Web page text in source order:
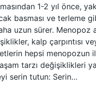
1-2 yıl önce,
basması ve
uzun sürer. Menopoz
kalp çarpıntısı
hepsi menopozun
tarzı değişiklikleri
serin tutun: Serin…